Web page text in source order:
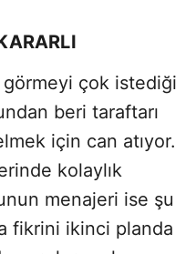
görmeyi çok istediği
beri taraftarı
için can atıyor.
kolaylık
menajeri ise şu
fikrini ikinci planda